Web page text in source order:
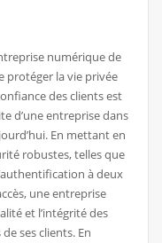
numérique de
protéger la vie privée
des clients est
d’une entreprise dans
En mettant en
robustes, telles que
à deux
une entreprise
et l’intégrité des
ses clients. En